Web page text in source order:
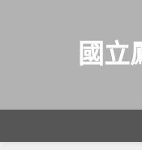
國立